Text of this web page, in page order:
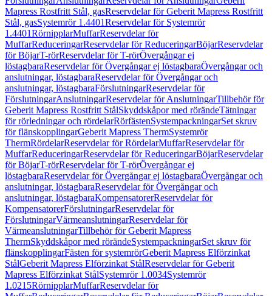
Mapress Rostfritt Stål, gasReservdelar för Geberit Mapress Rostfritt
Stål, gasSystemrör 1.4401Reservdelar för Systemrör
1.4401RörnipplarMuffarReservdelar för
MuffarReduceringarReservdelar för ReduceringarBöjarReservdelar
för BöjarT-rörReservdelar för T-rörÖvergångar ej
löstagbaraReservdelar för Övergångar ej löstagbaraÖvergångar och
anslutningar, löstagbaraReservdelar för Övergångar och
anslutningar, löstagbaraFörslutningarReservdelar för
FörslutningarAnslutningarReservdelar för AnslutningarTillbehör för
Geberit Mapress Rostfritt StålSkyddskåpor med rörändeTätningar
för rörledningar och rördelarRörfästenSystempackningarSet skruv
för flänskopplingarGeberit Mapress ThermSystemrör
ThermRördelarReservdelar för RördelarMuffarReservdelar för
MuffarReduceringarReservdelar för ReduceringarBöjarReservdelar
för BöjarT-rörReservdelar för T-rörÖvergångar ej
löstagbaraReservdelar för Övergångar ej löstagbaraÖvergångar och
anslutningar, löstagbaraReservdelar för Övergångar och
anslutningar, löstagbaraKompensatorerReservdelar för
KompensatorerFörslutningarReservdelar för
FörslutningarVärmeanslutningarReservdelar för
VärmeanslutningarTillbehör för Geberit Mapress
ThermSkyddskåpor med rörändeSystempackningarSet skruv för
flänskopplingarFästen för systemrörGeberit Mapress Elförzinkat
StålGeberit Mapress Elförzinkat StålReservdelar för Geberit
Mapress Elförzinkat StålSystemrör 1.0034Systemrör
1.0215RörnipplarMuffarReservdelar för